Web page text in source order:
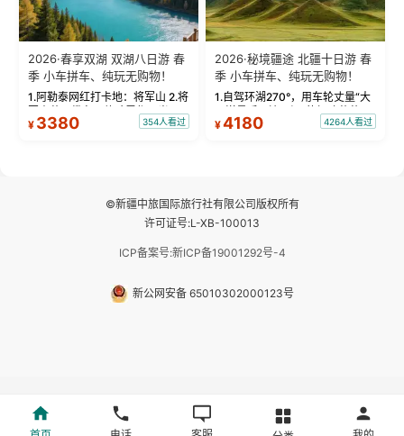
2026·春享双湖 双湖八日游 春
季 小车拼车、纯玩无购物！
1.阿勒泰网红打卡地：将军山 2.将
军山落日缆车，体验雪都风光 3.
将军山，夕阳派对，蹦迪party 4.
¥ 3380 354人看过
2026·秘境疆途 北疆十日游 春
季 小车拼车、纯玩无购物！
1.自驾环湖270°，用车轮丈量“大
西洋最后一滴眼泪”的极致蔚蓝，
让雪山、花海与深邃湖水在转弯
¥4180 4264人看过
©新疆中旅国际旅行社有限公司版权所有
许可证号:L-XB-100013
ICP备案号:新ICP备19001292号-4
新公网安备 65010302000123号